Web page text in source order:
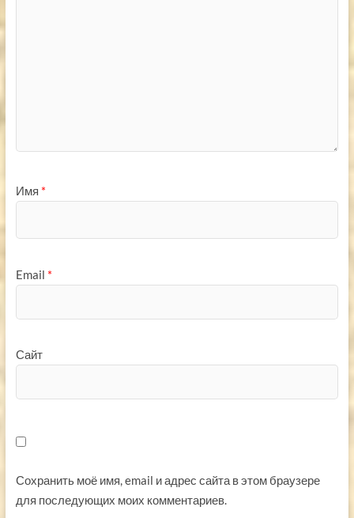
Имя *
Email *
Сайт
Сохранить моё имя, email и адрес сайта в этом браузере
для последующих моих комментариев.